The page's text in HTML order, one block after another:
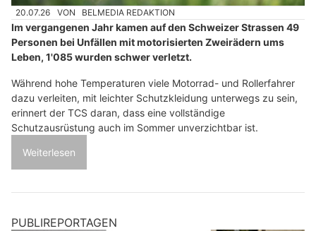
20.07.26 VON BELMEDIA REDAKTION
Im vergangenen Jahr kamen auf den Schweizer Strassen 49
Personen bei Unfällen mit motorisierten Zweirädern ums
Leben, 1'085 wurden schwer verletzt.
Während hohe Temperaturen viele Motorrad- und Rollerfahrer
dazu verleiten, mit leichter Schutzkleidung unterwegs zu sein,
erinnert der TCS daran, dass eine vollständige
Schutzausrüstung auch im Sommer unverzichtbar ist.
Weiterlesen
PUBLIREPORTAGEN